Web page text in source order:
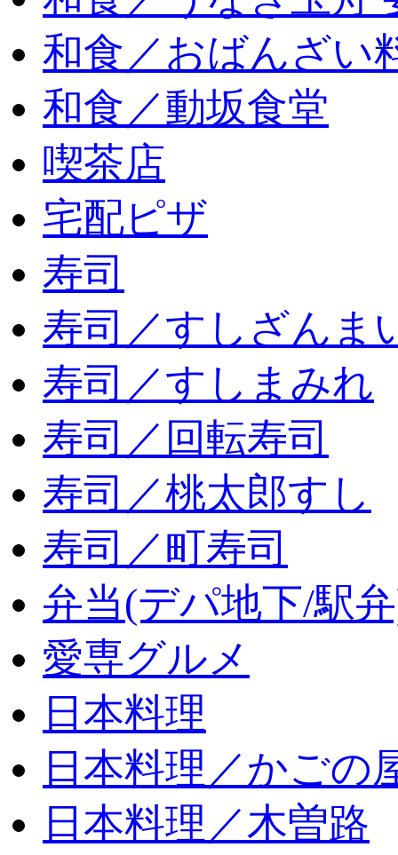
和食／おばんざい
和食／動坂食堂
喫茶店
宅配ピザ
寿司
寿司／すしざんま
寿司／すしまみれ
寿司／回転寿司
寿司／桃太郎すし
寿司／町寿司
弁当(デパ地下/駅
愛専グルメ
日本料理
日本料理／かごの
日本料理／木曽路